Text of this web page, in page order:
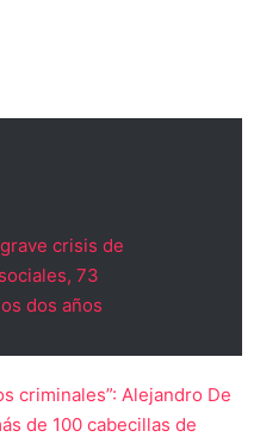
crisis de
73
dos años
criminales”: Alejandro De
de 100 cabecillas de